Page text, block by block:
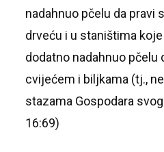
nadahnuo pčelu da pravi
drveću i u staništima
dodatno nadahnuo pčelu
cvijećem i biljkama (tj.,
stazama Gospodara
16:69)